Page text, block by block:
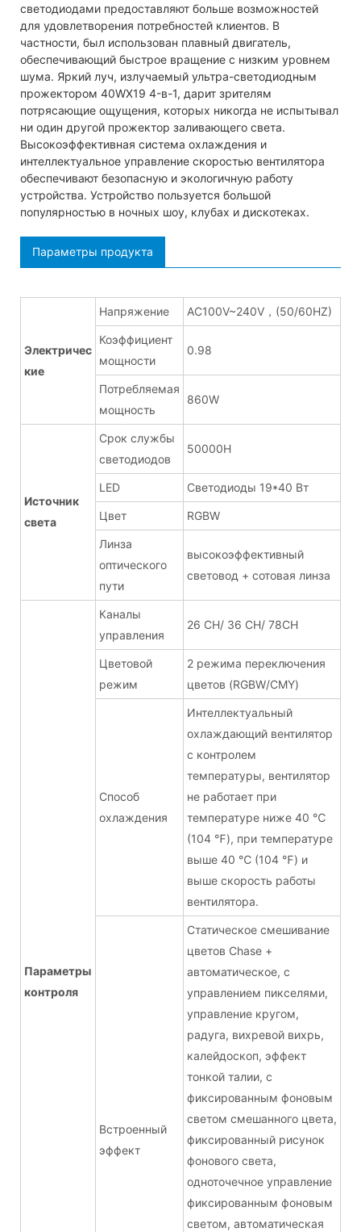
светодиодами предоставляют больше возможностей
для удовлетворения потребностей клиентов. В
частности, был использован плавный двигатель,
обеспечивающий быстрое вращение с низким уровнем
шума. Яркий луч, излучаемый ультра-светодиодным
прожектором 40WX19 4-в-1, дарит зрителям
потрясающие ощущения, которых никогда не испытывал
ни один другой прожектор заливающего света.
Высокоэффективная система охлаждения и
интеллектуальное управление скоростью вентилятора
обеспечивают безопасную и экологичную работу
устройства. Устройство пользуется большой
популярностью в ночных шоу, клубах и дискотеках.
Параметры продукта
Электричес
кие
Напряжение AC100V~240V，(50/60HZ)
Коэффициент
мощности
0.98
Потребляемая
мощность
860W
Источник
света
Срок службы
светодиодов
50000H
LED Светодиоды 19*40 Вт
Цвет RGBW
Линза
оптического
пути
высокоэффективный
световод + сотовая линза
Параметры
контроля
Каналы
управления
26 CH/ 36 CH/ 78CH
Цветовой
режим
2 режима переключения
цветов (RGBW/CMY)
Способ
охлаждения
Интеллектуальный
охлаждающий вентилятор
с контролем
температуры, вентилятор
не работает при
температуре ниже 40 ℃
(104 ℉), при температуре
выше 40 ℃ (104 ℉) и
выше скорость работы
вентилятора.
Встроенный
эффект
Статическое смешивание
цветов Chase +
автоматическое, с
управлением пикселями,
управление кругом,
радуга, вихревой вихрь,
калейдоскоп, эффект
тонкой талии, с
фиксированным фоновым
светом смешанного цвета,
фиксированный рисунок
фонового света,
одноточечное управление
фиксированным фоновым
светом, автоматическая